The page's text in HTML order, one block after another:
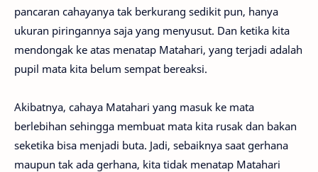
pancaran cahayanya tak berkurang sedikit pun, hanya
ukuran piringannya saja yang menyusut. Dan ketika kita
mendongak ke atas menatap Matahari, yang terjadi adalah
pupil mata kita belum sempat bereaksi.
Akibatnya, cahaya Matahari yang masuk ke mata
berlebihan sehingga membuat mata kita rusak dan bakan
seketika bisa menjadi buta. Jadi, sebaiknya saat gerhana
maupun tak ada gerhana, kita tidak menatap Matahari